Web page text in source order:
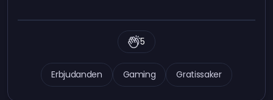
Erbjudanden Gaming Gratissaker
5